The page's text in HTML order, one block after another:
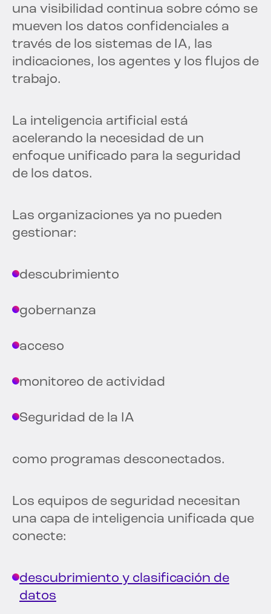
una visibilidad continua sobre cómo se
mueven los datos confidenciales a
través de los sistemas de IA, las
indicaciones, los agentes y los flujos de
trabajo.
La inteligencia artificial está
acelerando la necesidad de un
enfoque unificado para la seguridad
de los datos.
Las organizaciones ya no pueden
gestionar:
descubrimiento
gobernanza
acceso
monitoreo de actividad
Seguridad de la IA
como programas desconectados.
Los equipos de seguridad necesitan
una capa de inteligencia unificada que
conecte:
descubrimiento y clasificación de
datos